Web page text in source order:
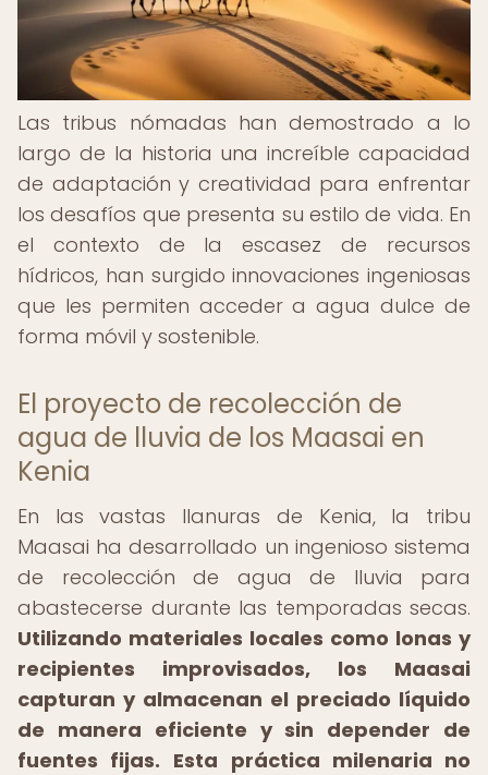
Las tribus nómadas han demostrado a lo
largo de la historia una increíble capacidad
de adaptación y creatividad para enfrentar
los desafíos que presenta su estilo de vida. En
el contexto de la escasez de recursos
hídricos, han surgido innovaciones ingeniosas
que les permiten acceder a agua dulce de
forma móvil y sostenible.
El proyecto de recolección de
agua de lluvia de los Maasai en
Kenia
En las vastas llanuras de Kenia, la tribu
Maasai ha desarrollado un ingenioso sistema
de recolección de agua de lluvia para
abastecerse durante las temporadas secas.
Utilizando materiales locales como lonas y
recipientes improvisados, los Maasai
capturan y almacenan el preciado líquido
de manera eficiente y sin depender de
fuentes fijas. Esta práctica milenaria no